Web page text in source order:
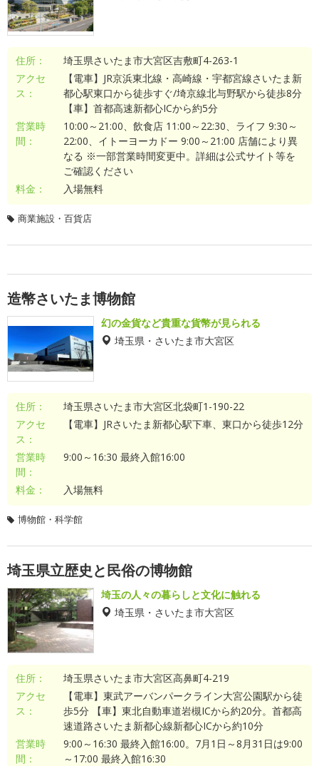
住所：
埼玉県さいたま市大宮区吉敷町4-263-1
アクセ
ス：
【電車】JR京浜東北線・高崎線・宇都宮線さいたま新
都心駅東口から徒歩すぐ/埼京線北与野駅から徒歩8分
【車】首都高速新都心ICから約5分
営業時
間：
10:00～21:00、飲食店 11:00～22:30、ライフ 9:30～
22:00、イトーヨーカドー 9:00～21:00 店舗により異
なる ※一部営業時間変更中。詳細は公式サイト等を
ご確認ください
料金：
入場無料
商業施設・百貨店
造幣さいたま博物館
幻の金貨など貴重な貨幣が見られる
埼玉県・さいたま市大宮区
住所：
埼玉県さいたま市大宮区北袋町1-190-22
アクセ
ス：
【電車】JRさいたま新都心駅下車、東口から徒歩12分
営業時
間：
9:00～16:30 最終入館16:00
料金： 入場無料
博物館・科学館
埼玉県立歴史と民俗の博物館
埼玉の人々の暮らしと文化に触れる
埼玉県・さいたま市大宮区
住所：
埼玉県さいたま市大宮区高鼻町4-219
アクセ
ス：
【電車】東武アーバンパークライン大宮公園駅から徒
歩5分 【車】東北自動車道岩槻ICから約20分。首都高
速道路さいたま新都心線新都心ICから約10分
営業時
間：
9:00～16:30 最終入館16:00。7月1日～8月31日は9:00
～17:00 最終入館16:30